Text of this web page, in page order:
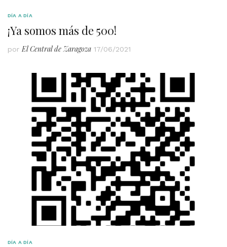
DÍA A DÍA
¡Ya somos más de 500!
por El Central de Zaragoza 17/06/2021
DÍA A DÍA